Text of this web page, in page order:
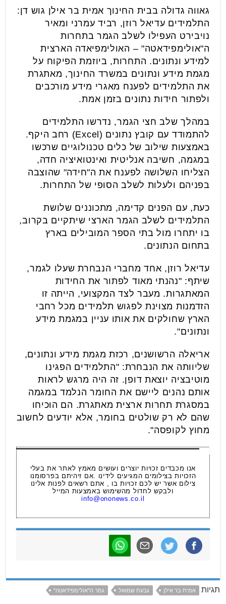
גאווה גדולה בבית החינוך אמית בר אילן גוש דן:
התלמידים עדיאל רוזן, רביד עמרני ומאיר
נויבירט העפילו לשלב הגמר בתחרות
ה"אולימפידאטה" – האולימפיאדה הארצית
למידע ונתונים. התחרות, ביוזמת הפיקוח על
מגמת מידע ונתונים במשרד החינוך, מאתגרת
את התלמידים לפענח מאגרי מידע מורכבים
ולפתור חידות נתונים בזמן אמת.
במהלך שלב חצי הגמר, נדרשו התלמידים
להתמודד עם קובץ נתונים (Excel) רחב היקף.
באמצעות שילוב של כלים טכנולוגיים שרכשו
במגמה, חשיבה אנליטית ואינטואיציה חדה,
הצליחו השלושה לפענח את ה"חידה" שהוצבה
בפניהם ולעלות לשלב הסופי של התחרות.
כעת, עם הפנים קדימה, מתכוננים שלושת
התלמידים לשלב הגמר הארצי שיתקיים בקרוב,
בו יתחרו מול בתי הספר המובילים בארץ
בתחום הנתונים.
עדיאל רוזן, אחד מחברי הנבחרת שעלו לגמר,
שיתף: "נהנתי מאוד לפתור את החידות
המאתגרות. מעבר לצד המקצועי, הייתה זו
הזדמנות מצוינת לפגוש תלמידים מכל רחבי
הארץ שחולקים את אותו עניין במגמת מידע
ונתונים".
אריאלה הרשושנים, רכזת מגמת מידע ונתונים,
שליוותה את הנבחרת: "התלמידים הפגינו
מוטיבציה יוצאת דופן. זה היה מרגש לראות
אותם נהנים ליישם את החומר הנלמד במגמה
במסגרת תחרות ארצית מאתגרת. הם הוכיחו
שהם לא רק שולטים בחומר, אלא יודעים לחשוב
מחוץ לקופסה".
אנו מכבדים זכויות יוצרים ועושים מאמץ לאתר את בעלי
הזכויות בצילומים המגיעים לידינו .אם זיהיתם בפרסומנו
צילום אשר יש לכם זכויות בו , אתם רשאים לפנות אלינו
ולבקש לחדול מהשימוש באמצעות המייל
info@ononews.co.il
תגיות אמית בר אילן גבעת שמואל גמר ה"אולימפידאטה"